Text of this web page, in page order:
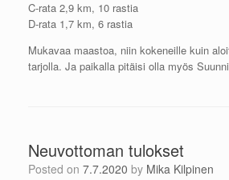
C-rata 2,9 km, 10 rastia
D-rata 1,7 km, 6 rastia
Mukavaa maastoa, niin kokeneille kuin
tarjolla. Ja paikalla pitäisi olla myös
Neuvottoman tulokset
Posted on 7.7.2020 by Mika Kilpinen